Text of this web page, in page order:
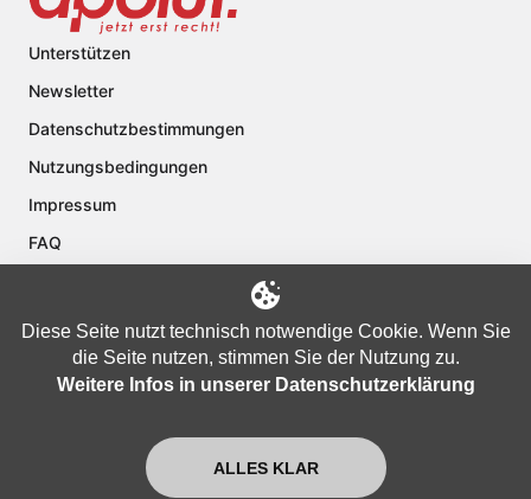
Unterstützen
Newsletter
Datenschutzbestimmungen
Nutzungsbedingungen
Impressum
FAQ
Copyright © 2024 apolut | Jetzt erst recht!. Published apolut Creatives
Diese Seite nutzt technisch notwendige Cookie. Wenn Sie
die Seite nutzen, stimmen Sie der Nutzung zu.
Weitere Infos in unserer Datenschutzerklärung
ALLES KLAR